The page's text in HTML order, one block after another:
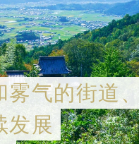
无障碍服务）
Train
小火车
气的街道、
发展